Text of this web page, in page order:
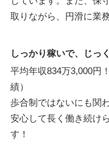
取りながら、円滑に業
しっかり稼いで、じっ
平均年収834万3,000円
績）
歩合制ではないにも関
安心して長く働き続け
す！